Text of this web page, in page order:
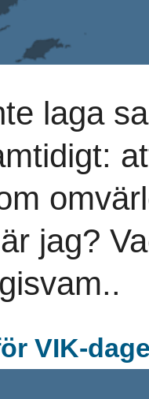
laga
jag?
VIK-